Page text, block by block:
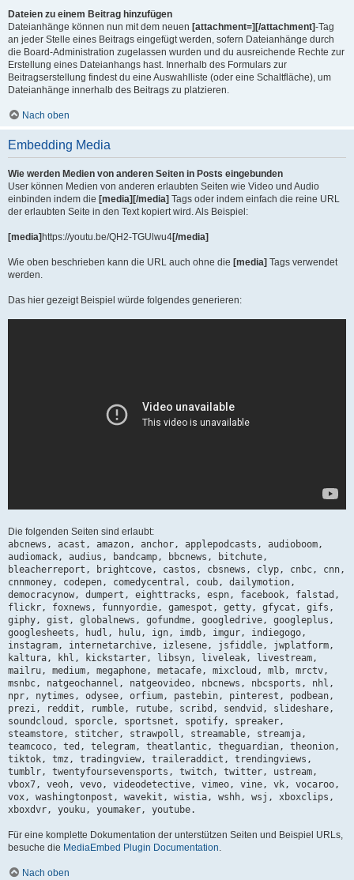
Dateien zu einem Beitrag hinzufügen
Dateianhänge können nun mit dem neuen [attachment=][/attachment]-Tag
an jeder Stelle eines Beitrags eingefügt werden, sofern Dateianhänge durch
die Board-Administration zugelassen wurden und du ausreichende Rechte zur
Erstellung eines Dateianhangs hast. Innerhalb des Formulars zur
Beitragserstellung findest du eine Auswahlliste (oder eine Schaltfläche), um
Dateianhänge innerhalb des Beitrags zu platzieren.
Nach oben
Embedding Media
Wie werden Medien von anderen Seiten in Posts eingebunden
User können Medien von anderen erlaubten Seiten wie Video und Audio
einbinden indem die [media][/media] Tags oder indem einfach die reine URL
der erlaubten Seite in den Text kopiert wird. Als Beispiel:
[media] https://youtu.be/QH2-TGUlwu4[/media]
Wie oben beschrieben kann die URL auch ohne die [media] Tags verwendet
werden.
Das hier gezeigt Beispiel würde folgendes generieren:
Die folgenden Seiten sind erlaubt:
abcnews, acast, amazon, anchor, applepodcasts, audioboom,
audiomack, audius, bandcamp, bbcnews, bitchute,
bleacherreport, brightcove, castos, cbsnews, clyp, cnbc, cnn,
cnnmoney, codepen, comedycentral, coub, dailymotion,
democracynow, dumpert, eighttracks, espn, facebook, falstad,
flickr, foxnews, funnyordie, gamespot, getty, gfycat, gifs,
giphy, gist, globalnews, gofundme, googledrive, googleplus,
googlesheets, hudl, hulu, ign, imdb, imgur, indiegogo,
instagram, internetarchive, izlesene, jsfiddle, jwplatform,
kaltura, khl, kickstarter, libsyn, liveleak, livestream,
mailru, medium, megaphone, metacafe, mixcloud, mlb, mrctv,
msnbc, natgeochannel, natgeovideo, nbcnews, nbcsports, nhl,
npr, nytimes, odysee, orfium, pastebin, pinterest, podbean,
prezi, reddit, rumble, rutube, scribd, sendvid, slideshare,
soundcloud, sporcle, sportsnet, spotify, spreaker,
steamstore, stitcher, strawpoll, streamable, streamja,
teamcoco, ted, telegram, theatlantic, theguardian, theonion,
tiktok, tmz, tradingview, traileraddict, trendingviews,
tumblr, twentyfoursevensports, twitch, twitter, ustream,
vbox7, veoh, vevo, videodetective, vimeo, vine, vk, vocaroo,
vox, washingtonpost, wavekit, wistia, wshh, wsj, xboxclips,
xboxdvr, youku, youmaker, youtube.
Für eine komplette Dokumentation der unterstützen Seiten und Beispiel URLs,
besuche die MediaEmbed Plugin Documentation
Nach oben